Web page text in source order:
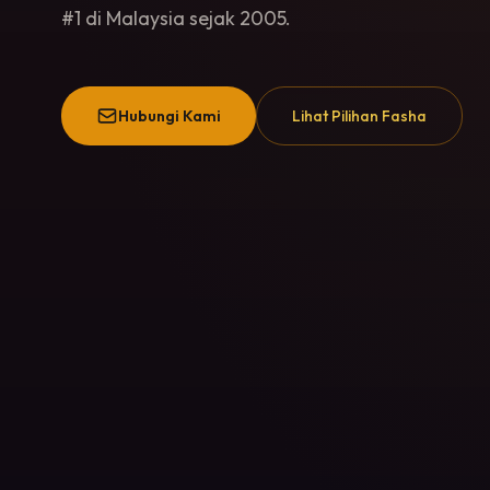
#1 di Malaysia sejak 2005.
Hubungi Kami Lihat Pilihan Fasha